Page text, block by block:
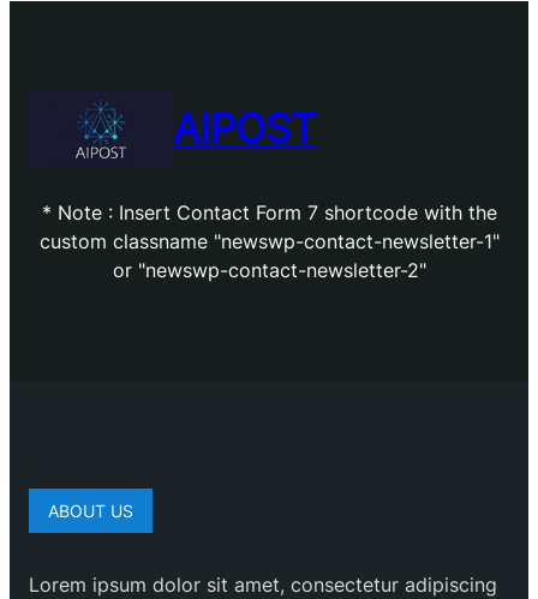
AIPOST
* Note : Insert Contact Form 7 shortcode with the
custom classname "newswp-contact-newsletter-1"
or "newswp-contact-newsletter-2"
ABOUT US
Lorem ipsum dolor sit amet, consectetur adipiscing